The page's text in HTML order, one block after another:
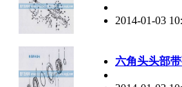
2014-01-03
六角头头部